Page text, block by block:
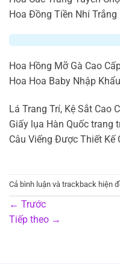
Hoa Đồng Tiền Nhí Trắng
Hoa Hồng Mỡ Gà Cao
Hoa Hoa Baby Nhập
Lá Trang Trí, Kệ Sắt Cao
Giấy lụa Hàn Quốc trang
Câu Viếng Được Thiết Kế
Cả bình luận và trackback hiện
← Trước
Tiếp theo →